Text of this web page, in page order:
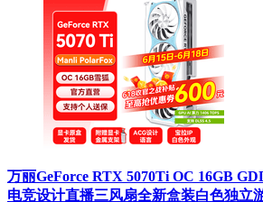
万丽GeForce RTX 5070Ti OC 16GB
电竞设计直播三风扇全新盒装白色独立